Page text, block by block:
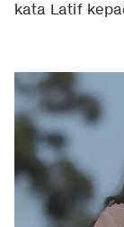
kata Latif